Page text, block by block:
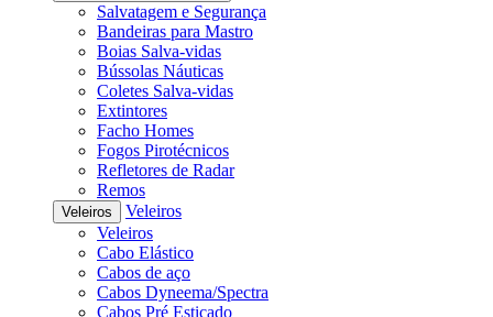
Salvatagem e Segurança
Bandeiras para Mastro
Boias Salva-vidas
Bússolas Náuticas
Coletes Salva-vidas
Extintores
Facho Homes
Fogos Pirotécnicos
Refletores de Radar
Remos
Veleiros
Veleiros
Veleiros
Cabo Elástico
Cabos de aço
Cabos Dyneema/Spectra
Cabos Pré Esticado